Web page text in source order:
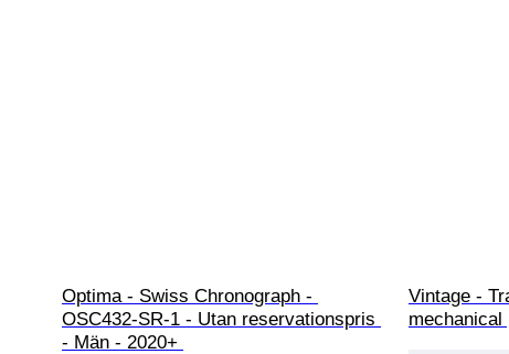
Optima - Swiss Chronograph -
OSC432-SR-1 - Utan reservationspris
- Män - 2020+
Vintage -
mechanical